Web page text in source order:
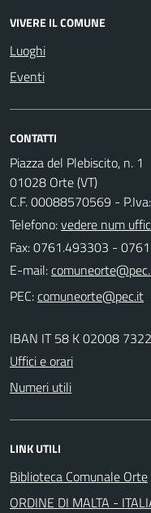
VIVERE IL COMUNE
Luoghi
Eventi
CONTATTI
Piazza del Plebiscito, n. 1
01028 Orte (VT)
C.F. 00088570569 -
Telefono:vedere num
Fax: 0761.493303 -
E-mail:
PEC:
IBAN IT 58 K 02008
Uffici e orari
Numeri utili
LINK UTILI
Biblioteca Comunale Orte
ORDINE DI MALTA -